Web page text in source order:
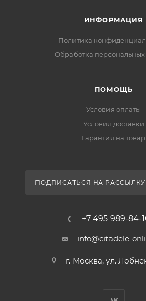
ИНФОРМАЦИЯ
Политика
Обработка
ПОМОЩЬ
Условия оплаты
Условия доставки
Гарантия на товар
ПОДПИСАТЬСЯ НА РАССЫЛКУ
+7 495 989-84-
info@citadele-
г. Москва, ул.